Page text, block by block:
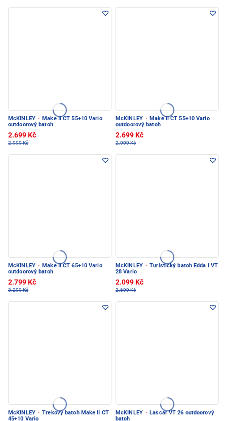
McKINLEY · Make II CT 55+10 Vario
outdoorový batoh
2.699 Kč
2.999 Kč
McKINLEY · Make II CT 55+10 Vario
outdoorový batoh
2.699 Kč
2.999 Kč
McKINLEY · Make II CT 65+10 Vario
outdoorový batoh
2.799 Kč
3.299 Kč
McKINLEY · Turistický batoh Edda I VT
28 Vario
2.099 Kč
2.699 Kč
McKINLEY · Trekový batoh Make II CT
45+10 Vario
McKINLEY · Lascar VT 26 outdoorový
batoh